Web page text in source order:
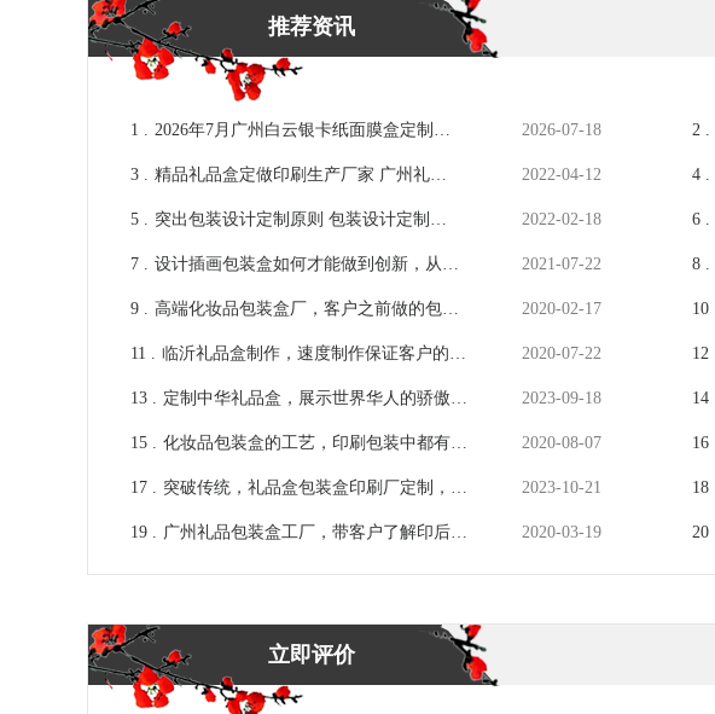
推荐资讯
1 .
2026年7月广州白云银卡纸面膜盒定制哪
2026-07-18 2 .
3 .
精品礼品盒定做印刷生产厂家 广州礼品
2022-04-12 4 .
5 .
突出包装设计定制原则 包装设计定制的
2022-02-18 6 .
7 .
设计插画包装盒如何才能做到创新，从同
2021-07-22 8 .
9 .
高端化妆品包装盒厂，客户之前做的包装
2020-02-17 10 .
11 .
临沂礼品盒制作，速度制作保证客户的市
2020-07-22 12 .
13 .
定制中华礼品盒，展示世界华人的骄傲身
2023-09-18 14 .
15 .
化妆品包装盒的工艺，印刷包装中都有哪
2020-08-07 16 .
17 .
突破传统，礼品盒包装盒印刷厂定制，成
2023-10-21 18 .
19 .
广州礼品包装盒工厂，带客户了解印后加
2020-03-19 20 .
立即评价